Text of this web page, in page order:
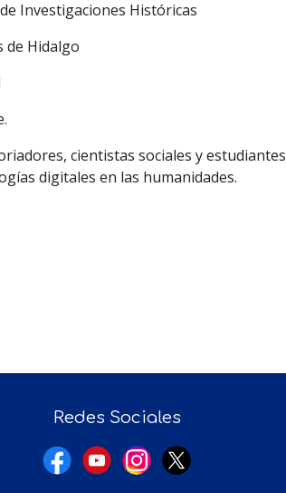
Investigaciones Históricas
de Hidalgo
cientistas sociales y estudiantes
digitales en las humanidades.
Redes Sociales